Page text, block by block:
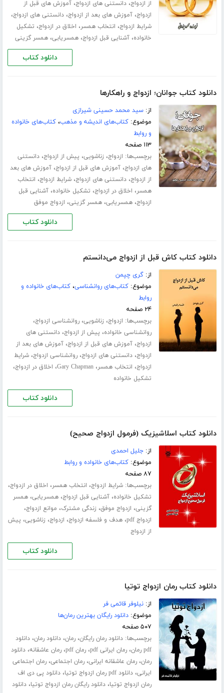
از ازدواج،دانستنی های ازدواج،آموزش های قبل از
ازدواج،آموزش های بعد از ازدواج،دانستنی های ازدواج،
شرایط ازدواج، انتخاب همسر، اخلاق در ازدواج، تشکیل
خانواده،آشنایی قبل ازدواج،همسریابی،همسر گزینی
دانلود کتاب
دانلود کتاب جوانان؛ ازدواج و راهکارها
از:سید محمد حسینی شیرازی
موضوع:کتاب‌های اندیشه و مذهب،کتاب‌های خانواده
و روابط
۱۱۳ صفحه
برچسب‌ها: ازدواج، زناشویی، پیش از ازدواج،دانستنی
های ازدواج،آموزش های قبل از ازدواج،آموزش های بعد
از ازدواج،دانستنی های ازدواج،شرایط ازدواج، انتخاب
همسر، اخلاق در ازدواج، تشکیل خانواده،آشنایی قبل
ازدواج،همسریابی،همسر گزینی، ازدواج موفق
دانلود کتاب
دانلود کتاب کاش قبل از ازدواج می‌‌‌‌دانستم
از:گری چپمن
موضوع:کتاب‌های روانشناسی،کتاب‌های خانواده و
روابط
۲۴ صفحه
برچسب‌ها: ازدواج، زناشویی،روانشناسی ازدواج،
روانشناسی خانواده، پیش از ازدواج،دانستنی های
ازدواج،آموزش های قبل از ازدواج،آموزش های بعد از
ازدواج،دانستنی های ازدواج،روانشناسی ازدواج،شرایط
ازدواج، انتخاب همسر،Gary Chapman، اخلاق در ازدواج،
تشکیل خانواده
دانلود کتاب
دانلود کتاب اسلاشیزیک (فرمول ازدواج صحیح)
از:جلیل احمدی
موضوع:کتاب‌های خانواده و روابط
۸۷ صفحه
برچسب‌ها:شرایط ازدواج، انتخاب همسر، اخلاق در ازدواج،
تشکیل خانواده،آشنایی قبل ازدواج،همسریابی،همسر
گزینی، ازدواج موفق، زندگی مشترک، موانع ازدواج،
ازدواج pdf ،هدف و فلسفه ازدواج، ازدواج، زناشویی، پیش
از ازدواج
دانلود کتاب
دانلود کتاب رمان ازدواج توتیا
از:نیلوفر قائمی فر
موضوع:دانلود رایگان بهترین رمان‌ها
۵۰۷ صفحه
برچسب‌ها:دانلود رمان رایگان،رمان،دانلود رمان،دانلود
pdf رمان
،رمان ایرانی pdf ،رمان pdf ،رمان عاشقانه،دانلود
رمان،رمان عاشقانه ایرانی،رمان اجتماعی،رمان اجتماعی
ایرانی،دانلود pdf رمان ازدواج توتیا ،دانلود پی دی اف
رمان ازدواج توتیا،دانلود رایگان رمان ازدواج توتیا،دانلود